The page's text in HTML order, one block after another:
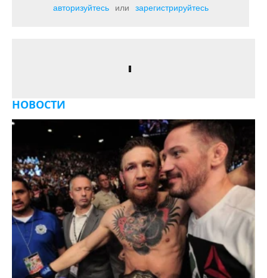
авторизуйтесь
или зарегистрируйтесь
НОВОСТИ